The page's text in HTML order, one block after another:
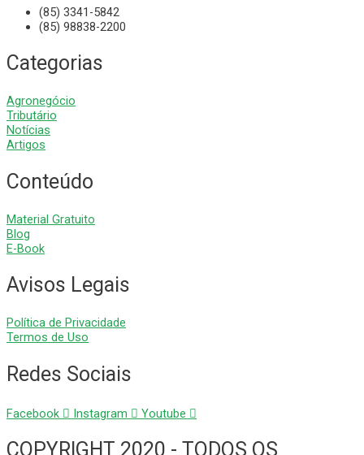
(85) 3341-5842
(85) 98838-2200
Categorias
Agronegócio
Tributário
Notícias
Artigos
Conteúdo
Material Gratuito
Blog
E-Book
Avisos Legais
Política de Privacidade
Termos de Uso
Redes Sociais
Facebook Instagram Youtube
COPYRIGHT 2020 - TODOS OS